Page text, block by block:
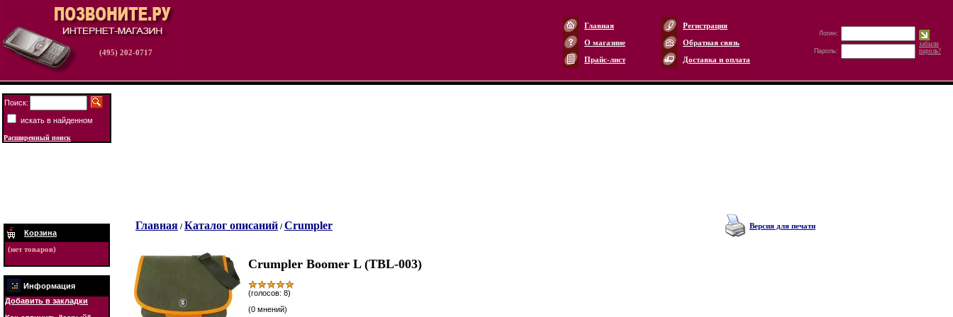
(495) 202-0717
Главная Регистрация
Логин:
Пароль:
забыли
пароль?
О магазине
Обратная связь
Прайс-лист
Доставка и оплата
Поиск:
искать в найденном
Расширенный поиск
Корзина
(нет товаров)
Информация
Добавить в закладки
Главная / Каталог описаний / Crumpler Версия для печати
Crumpler Boomer L (TBL-003)
(голосов: 8)
(0 мнений)